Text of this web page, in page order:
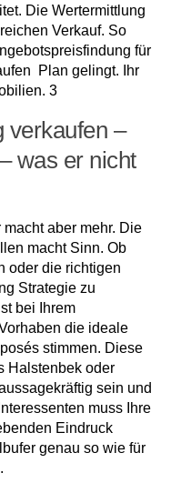
Die Wertermittlung
Verkauf. So
für
Plan gelingt. Ihr
3
verkaufen –
was er nicht
aber mehr. Die
macht Sinn. Ob
oder die richtigen
Strategie zu
bei Ihrem
die ideale
stimmen. Diese
Halstenbek oder
sein und
muss Ihre
Eindruck
genau so wie für